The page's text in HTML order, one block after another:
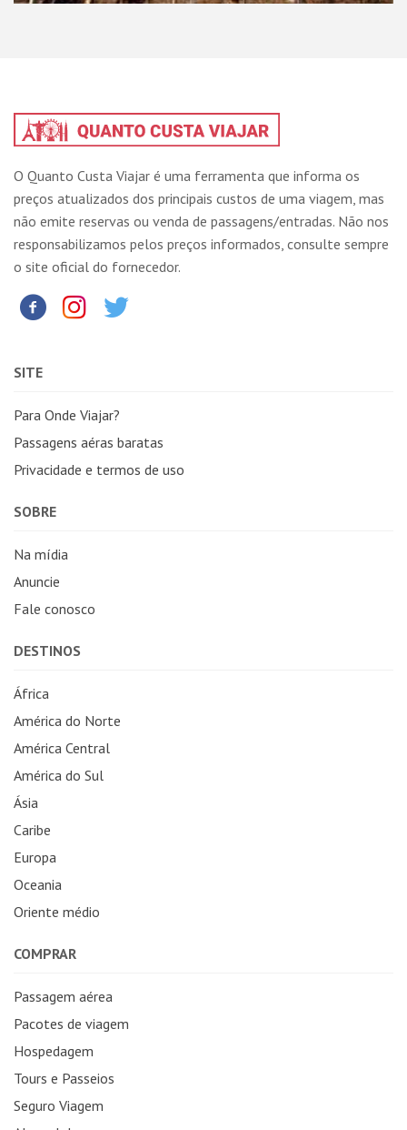
O Quanto Custa Viajar é uma ferramenta que informa os
preços atualizados dos principais custos de uma viagem, mas
não emite reservas ou venda de passagens/entradas. Não nos
responsabilizamos pelos preços informados, consulte sempre
o site oficial do fornecedor.
SITE
Para Onde Viajar?
Passagens aéras baratas
Privacidade e termos de uso
SOBRE
Na mídia
Anuncie
Fale conosco
DESTINOS
África
América do Norte
América Central
América do Sul
Ásia
Caribe
Europa
Oceania
Oriente médio
COMPRAR
Passagem aérea
Pacotes de viagem
Hospedagem
Tours e Passeios
Seguro Viagem